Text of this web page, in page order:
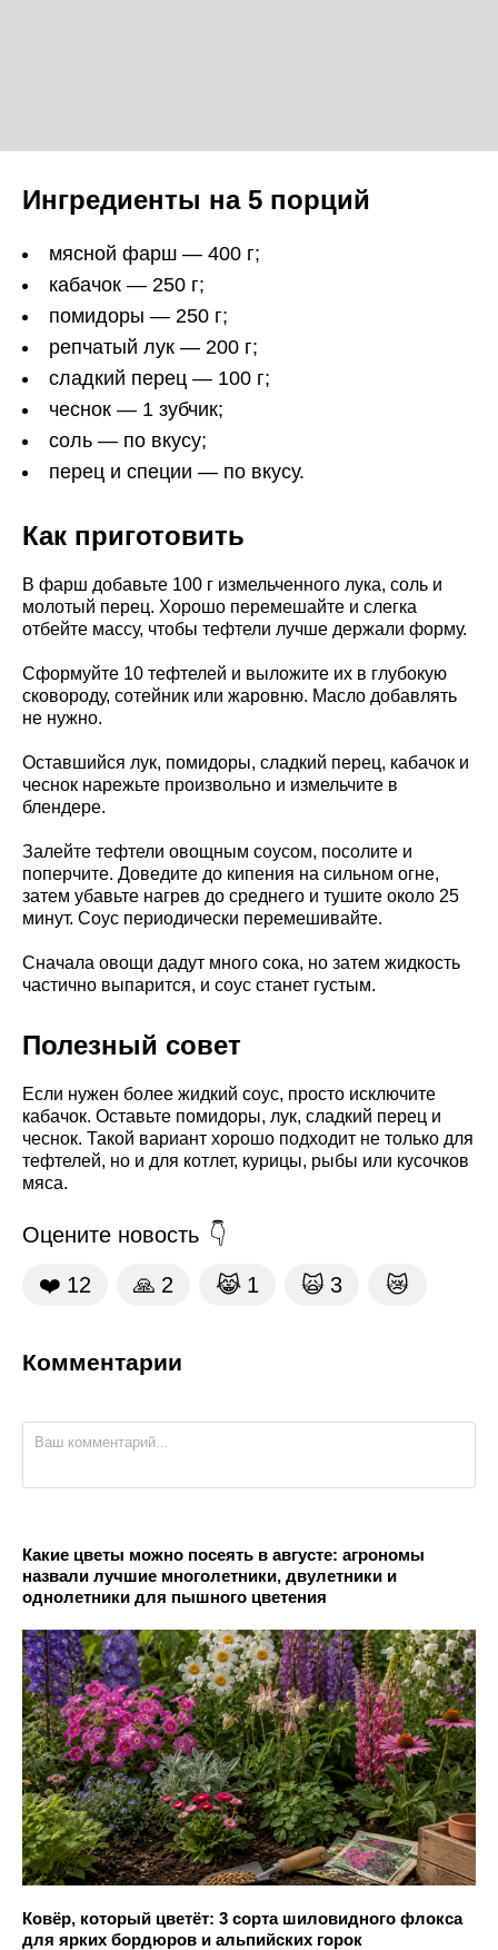
Ингредиенты на 5 порций
мясной фарш — 400 г;
кабачок — 250 г;
помидоры — 250 г;
репчатый лук — 200 г;
сладкий перец — 100 г;
чеснок — 1 зубчик;
соль — по вкусу;
перец и специи — по вкусу.
Как приготовить
В фарш добавьте 100 г измельченного лука, соль и
молотый перец. Хорошо перемешайте и слегка
отбейте массу, чтобы тефтели лучше держали форму.
Сформуйте 10 тефтелей и выложите их в глубокую
сковороду, сотейник или жаровню. Масло добавлять
не нужно.
Оставшийся лук, помидоры, сладкий перец, кабачок и
чеснок нарежьте произвольно и измельчите в
блендере.
Залейте тефтели овощным соусом, посолите и
поперчите. Доведите до кипения на сильном огне,
затем убавьте нагрев до среднего и тушите около 25
минут. Соус периодически перемешивайте.
Сначала овощи дадут много сока, но затем жидкость
частично выпарится, и соус станет густым.
Полезный совет
Если нужен более жидкий соус, просто исключите
кабачок. Оставьте помидоры, лук, сладкий перец и
чеснок. Такой вариант хорошо подходит не только для
тефтелей, но и для котлет, курицы, рыбы или кусочков
мяса.
Оцените новость
❤️ 12 🙏 2 😹 1 🙀 3 😿
Комментарии
Какие цветы можно посеять в августе: агрономы
назвали лучшие многолетники, двулетники и
однолетники для пышного цветения
Ковёр, который цветёт: 3 сорта шиловидного флокса
для ярких бордюров и альпийских горок